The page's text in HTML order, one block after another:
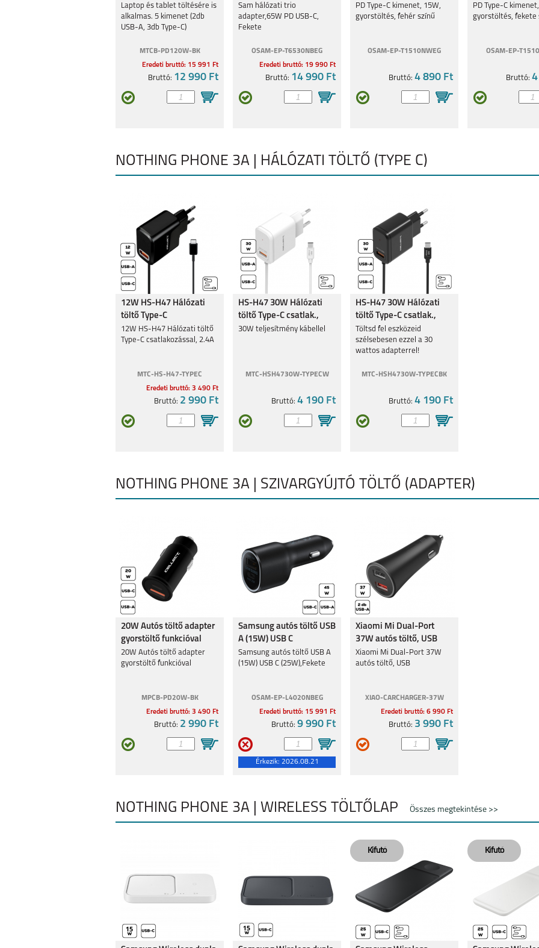
Laptop és tablet töltésére is
alkalmas. 5 kimenet (2db
USB-A, 3db Type-C)
MTCB-PD120W-BK
Eredeti bruttó: 15 991 Ft
Bruttó: 12 990 Ft
Fekete
Sam hálózati trio
adapter,65W PD USB-C,
Fekete
OSAM-EP-T6530NBEG
Eredeti bruttó: 19 990 Ft
Bruttó: 14 990 Ft
Fehér
PD Type-C kimenet, 15W,
gyorstöltés, fehér színű
OSAM-EP-T1510NWEG
Bruttó: 4 890 Ft
Fekete
PD Type-C
gyorstöltés, fekete
OSAM-EP-
Bruttó:
NOTHING PHONE 3A | HÁLÓZATI TÖLTŐ (TYPE C)
12W HS-H47 Hálózati
töltő Type-C
csatlakozó,2.4A
12W HS-H47 Hálózati töltő
Type-C csatlakozással, 2.4A
MTC-HS-H47-TYPEC
Eredeti bruttó: 3 490 Ft
Bruttó: 2 990 Ft
HS-H47 30W Hálózati
töltő Type-C csatlak.,
Fehér
30W teljesítmény kábellel
MTC-HSH4730W-TYPECW
Bruttó: 4 190 Ft
HS-H47 30W Hálózati
töltő Type-C csatlak.,
Fekete
Töltsd fel eszközeid
szélsebesen ezzel a 30
wattos adapterrel!
MTC-HSH4730W-TYPECBK
Bruttó: 4 190 Ft
NOTHING PHONE 3A | SZIVARGYÚJTÓ TÖLTŐ (ADAPTER)
20W Autós töltő adapter
gyorstöltő funkcióval
20W Autós töltő adapter
gyorstöltő funkcióval
MPCB-PD20W-BK
Eredeti bruttó: 3 490 Ft
Bruttó: 2 990 Ft
Samsung autós töltő USB
A (15W) USB C
(25W),Fekete
Samsung autós töltő USB A
(15W) USB C (25W),Fekete
OSAM-EP-L4020NBEG
Eredeti bruttó: 15 991 Ft
Bruttó: 9 990 Ft
Érkezik: 2026.08.21
Xiaomi Mi Dual-Port
37W autós töltő, USB
Xiaomi Mi Dual-Port 37W
autós töltő, USB
XIAO-CARCHARGER-37W
Eredeti bruttó: 6 990 Ft
Bruttó: 3 990 Ft
NOTHING PHONE 3A | WIRELESS TÖLTŐLAP Összes megtekintése >>